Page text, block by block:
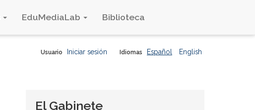
EduMediaLab Biblioteca
Idiomas Español English
Usuario Iniciar sesión
El Gabinete